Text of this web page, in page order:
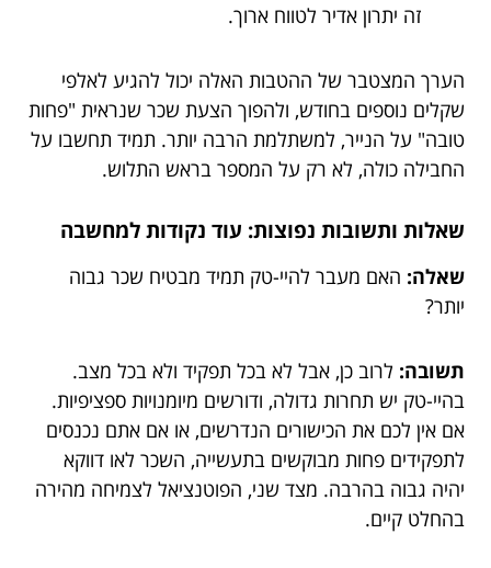
זה יתרון אדיר לטווח ארוך.
הערך המצטבר של ההטבות האלה יכול להגיע לאלפי
שקלים נוספים בחודש, ולהפוך הצעת שכר שנראית "פחות
טובה" על הנייר, למשתלמת הרבה יותר. תמיד תחשבו על
החבילה כולה, לא רק על המספר בראש התלוש.
שאלות ותשובות נפוצות: עוד נקודות למחשבה
שאלה: האם מעבר להיי-טק תמיד מבטיח שכר גבוה
יותר?
תשובה: לרוב כן, אבל לא בכל תפקיד ולא בכל מצב.
בהיי-טק יש תחרות גדולה, ודורשים מיומנויות ספציפיות.
אם אין לכם את הכישורים הנדרשים, או אם אתם נכנסים
לתפקידים פחות מבוקשים בתעשייה, השכר לאו דווקא
יהיה גבוה בהרבה. מצד שני, הפוטנציאל לצמיחה מהירה
בהחלט קיים.